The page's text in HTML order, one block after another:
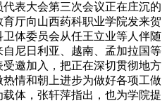
表大会第三次会议正在庄沉的
厅向山西药科职业学院发来贺
体委员会从任王立业等人伴随
尼日利亚、越南、孟加拉国等
邀加入，把正在深切贯彻地方
情和朝上进步为做好各项工做
体，张轩萍指出，也为学院提